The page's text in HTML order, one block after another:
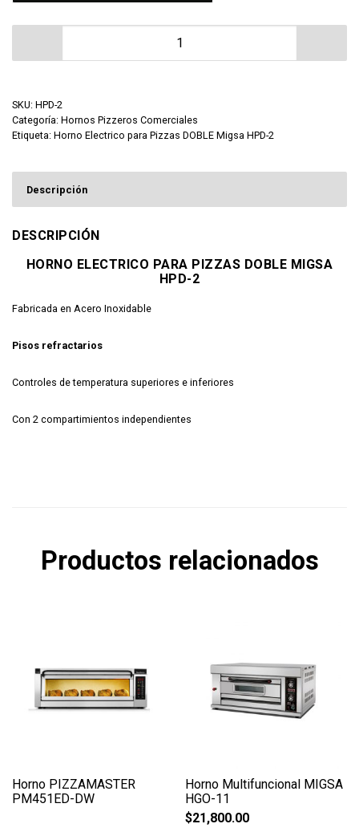
Horno Electrico para Pizzas Doble Migsa HPD-2
SKU: HPD-2
Categoría: Hornos Pizzeros Comerciales
Etiqueta: Horno Electrico para Pizzas DOBLE Migsa HPD-2
Descripción
DESCRIPCIÓN
HORNO ELECTRICO PARA PIZZAS DOBLE MIGSA
HPD-2
Fabricada en Acero Inoxidable
Pisos refractarios
Controles de temperatura superiores e inferiores
Con 2 compartimientos independientes
Productos relacionados
Horno PIZZAMASTER
PM451ED-DW
Horno Multifuncional MIGSA
HGO-11
$21,800.00